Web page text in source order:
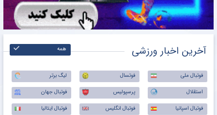
آخرین اخبار ورزشی همه
فوتبال ملی فوتسال
لیگ برتر
استقلال
پرسپولیس
فوتبال جهان
فوتبال اسپانیا
فوتبال انگلیس
فوتبال ایتالیا